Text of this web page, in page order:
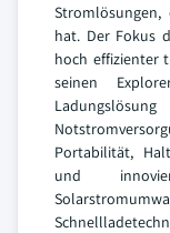
hat. Der Fokus
hoch effizienter
seinen
Portabilität,
und